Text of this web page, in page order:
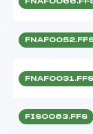
FNAF0031.FFS
FIS0063.FFS